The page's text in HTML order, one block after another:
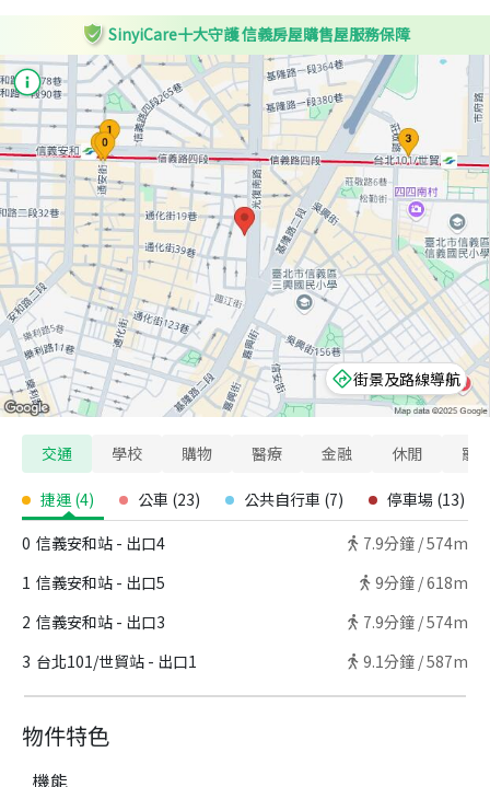
物件特色
機能
SinyiCare十大守護 信義房屋購售屋服務保障
街景及路線導航
交通 學校 購物 醫療 金融 休閒 寵
捷運 (4) 公車 (23) 公共自行車 (7) 停車場 (13)
0 信義安和站 - 出口4 7.9分鐘 /574m
1 信義安和站 - 出口5 9分鐘 /618m
2 信義安和站 - 出口3 7.9分鐘 /574m
3 台北101/世貿站 - 出口1 9.1分鐘 /587m